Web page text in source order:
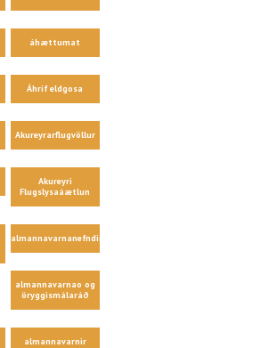
áhættumat
Áhrif eldgosa
Akureyrarflugvöllur
Akureyri
Flugslysaáætlun
almannavarnanefndir
almannavarnao og
öryggismálaráð
almannavarnir